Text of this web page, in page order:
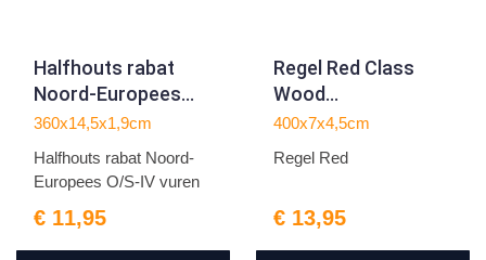
Halfhouts rabat
Noord-Europees
O/S-IV vuren
360x14,5x1,9cm
Halfhouts rabat Noord-
Europees O/S-IV vuren
€ 11,95
Regel Red Class
Wood
4.5x7.0x400cm
400x7x4,5cm
Regel Red
€ 13,95